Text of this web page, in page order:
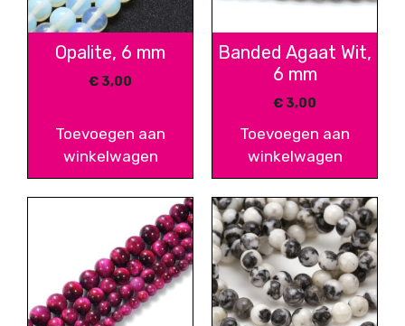
Opalite, 6 mm
€3,00
Toevoegen aan
winkelwagen
Banded Agaat Wit,
6 mm
€3,00
Toevoegen aan
winkelwagen